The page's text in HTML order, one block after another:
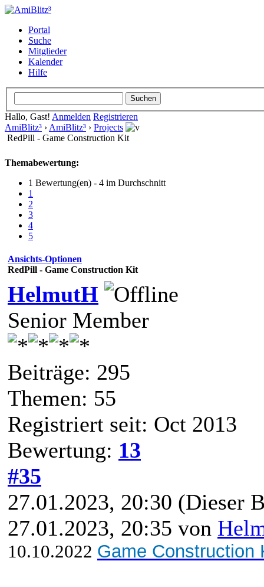
Portal
Suche
Mitglieder
Kalender
Hilfe
Hallo, Gast! Anmelden Registrieren
AmiBlitz³ › AmiBlitz³ › Projects
RedPill - Game Construction Kit
Themabewertung:
1 Bewertung(en) - 4 im Durchschnitt
1
2
3
4
5
Ansichts-Optionen
RedPill - Game Construction Kit
HelmutH
Senior Member
Beiträge: 295
Themen: 55
Registriert seit: Oct 2013
Bewertung: 13
#35
27.01.2023, 20:30 (Dieser
27.01.2023, 20:35 von
10.10.2022 Game Construction